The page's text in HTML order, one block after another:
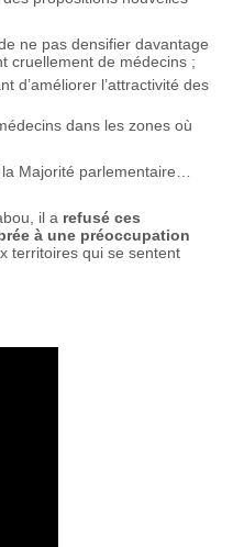
ne pas densifier davantage
cruellement de médecins ;
d’améliorer l’attractivité des
dans les zones où
Majorité parlementaire…
il a refusé ces
à une préoccupation
territoires qui se sentent